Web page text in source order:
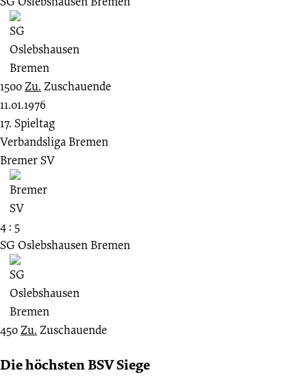
1500Zu. Zuschauende
11.01.1976
17. Spieltag
Verbandsliga Bremen
Bremer SV
4 : 5
SG Oslebshausen Bremen
450Zu. Zuschauende
Die höchsten BSV Siege